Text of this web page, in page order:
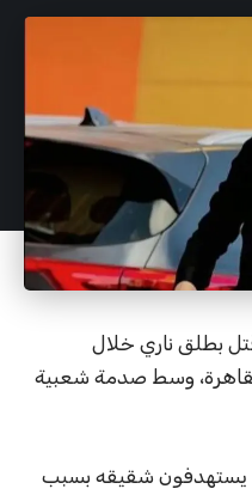
بطلق ناري خلال
وسط صدمة شعبية
يستهدفون شقيقه بسبب